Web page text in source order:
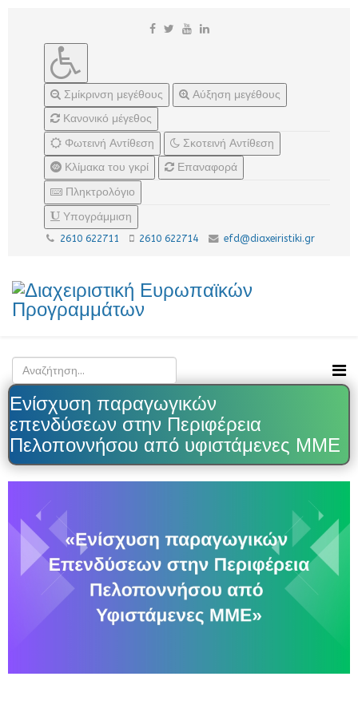
Σμίκρινση μεγέθους
Αύξηση μεγέθους
Κανονικό μέγεθος
Φωτεινή Αντίθεση
Σκοτεινή Αντίθεση
Κλίμακα του γκρί
Επαναφορά
Πληκτρολόγιο
Υπογράμμιση
2610 622711 2610 622714 efd@diaxeiristiki.gr
Ενίσχυση παραγωγικών
επενδύσεων στην Περιφέρεια
Πελοποννήσου από υφιστάμενες ΜΜΕ